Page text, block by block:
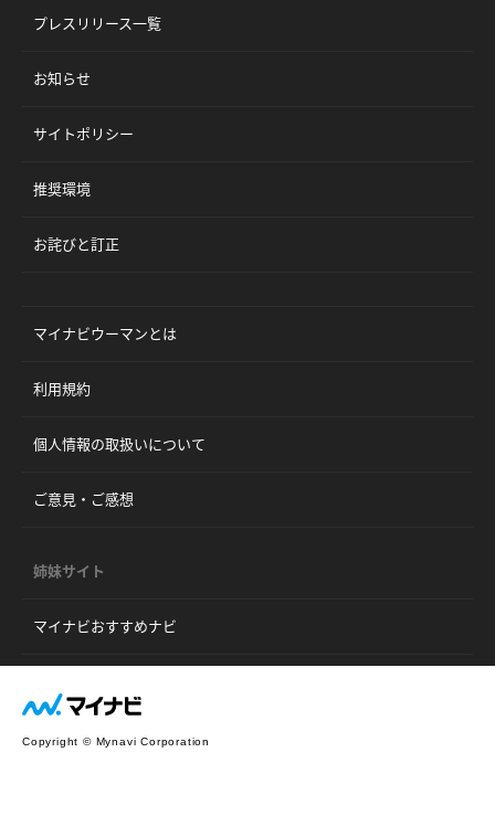
プレスリリース一覧
お知らせ
サイトポリシー
推奨環境
お詫びと訂正
マイナビウーマンとは
利用規約
個人情報の取扱いについて
ご意見・ご感想
姉妹サイト
マイナビおすすめナビ
Copyright © Mynavi Corporation